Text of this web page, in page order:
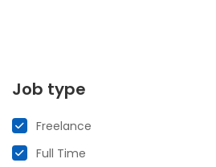
Job type
Freelance
Full Time